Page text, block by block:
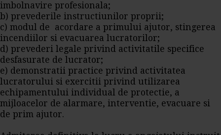
imbolnavire profesionala;
b) prevederile instructiunilor proprii;
c) modul de acordare a primului ajutor, stingerea
incendiilor si evacuarea lucratorilor;
d) prevederi legale privind activitatile specifice
desfasurate de lucrator;
e) demonstratii practice privind activitatea
lucratorului si exercitii privind utilizarea
echipamentului individual de protectie, a
mijloacelor de alarmare, interventie, evacuare si
de prim ajutor.